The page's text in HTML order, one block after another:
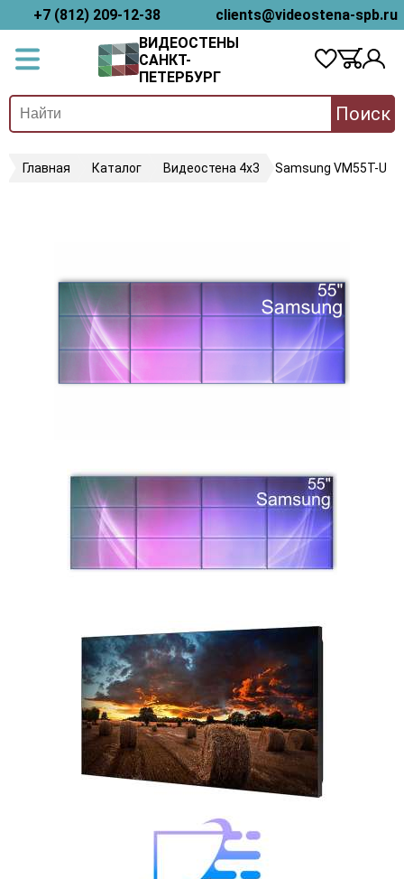
+7 (812) 209-12-38
clients@videostena-spb.ru
ВИДЕОСТЕНЫ
САНКТ-
ПЕТЕРБУРГ
Поиск
Главная Каталог Видеостена 4х3 Samsung VM55T-U